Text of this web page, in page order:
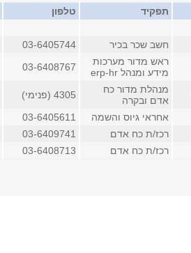
תפקיד טלפון
חשב שכר בכיר
03-6405744
ראש מדור מערכות
מידע ומנהל erp-hr
03-6408767
מנהלת מדור כח
אדם ובקרה
4305 (פנימי)
אחראי גיוס והשמה 03-6405611
רכז/ת כח אדם
03-6409741
רכז/ת כח אדם 03-6408713